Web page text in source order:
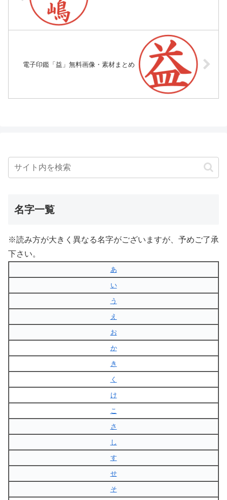
電子印鑑「益」無料画像・素材まとめ
名字一覧
※読み方が大きく異なる名字がございますが、予めご了承
下さい。
あ
い
う
え
お
か
き
く
け
こ
さ
し
す
せ
そ